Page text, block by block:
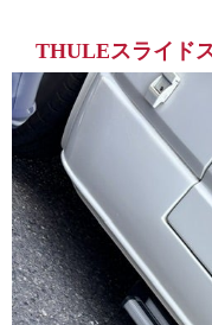
THULEスライド